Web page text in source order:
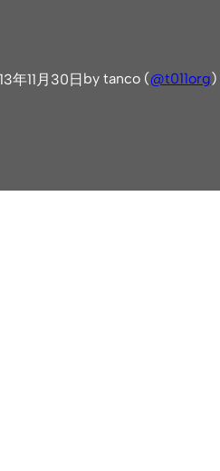
年11月30日 by tanco (@t011org)